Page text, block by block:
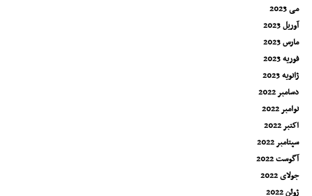
می 2023
آوریل 2023
مارس 2023
فوریه 2023
ژانویه 2023
دسامبر 2022
نوامبر 2022
اکتبر 2022
سپتامبر 2022
آگوست 2022
جولای 2022
ژوئن 2022